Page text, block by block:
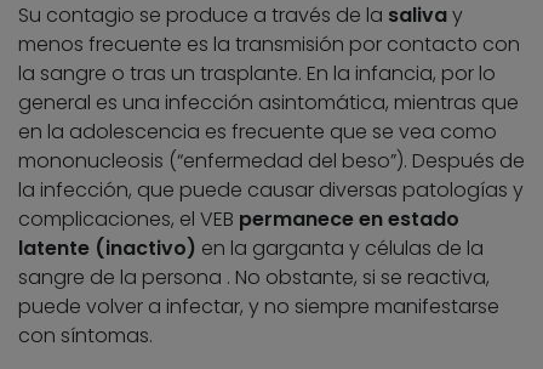
Su contagio se produce a través de la salivay
menos frecuente es la transmisión por contacto con
la sangre o tras un trasplante. En la infancia, por lo
general es una infección asintomática, mientras que
en la adolescencia es frecuente que se vea como
mononucleosis (“enfermedad del beso”). Después de
la infección, que puede causar diversas patologías y
complicaciones, el VEB permanece en estado
latente (inactivo) en la garganta y células de la
sangre de la persona . No obstante, si se reactiva,
puede volver a infectar, y no siempre manifestarse
con síntomas.